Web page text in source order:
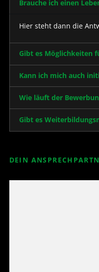
Brauche ich einen
Hier steht dann die
Gibt es Möglichkeiten
Kann ich mich auch
Wie läuft der
Gibt es
DEIN